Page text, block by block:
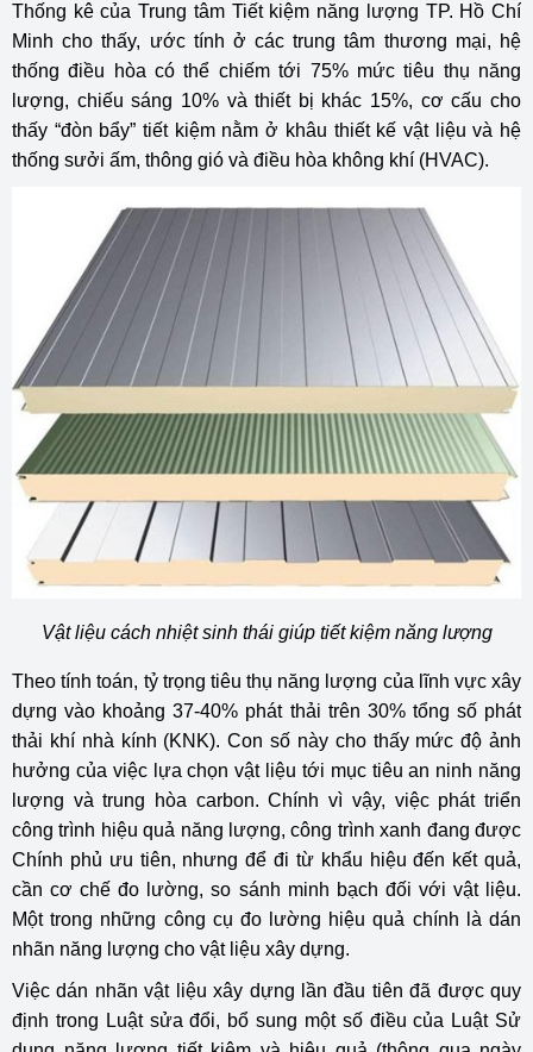
Thống kê của Trung tâm Tiết kiệm năng lượng TP. Hồ Chí
Minh cho thấy, ước tính ở các trung tâm thương mại, hệ
thống điều hòa có thể chiếm tới 75% mức tiêu thụ năng
lượng, chiếu sáng 10% và thiết bị khác 15%, cơ cấu cho
thấy “đòn bẩy” tiết kiệm nằm ở khâu thiết kế vật liệu và hệ
thống sưởi ấm, thông gió và điều hòa không khí (HVAC).
Vật liệu cách nhiệt sinh thái giúp tiết kiệm năng lượng
Theo tính toán, tỷ trọng tiêu thụ năng lượng của lĩnh vực xây
dựng vào khoảng 37-40% phát thải trên 30% tổng số phát
thải khí nhà kính (KNK). Con số này cho thấy mức độ ảnh
hưởng của việc lựa chọn vật liệu tới mục tiêu an ninh năng
lượng và trung hòa carbon. Chính vì vậy, việc phát triển
công trình hiệu quả năng lượng, công trình xanh đang được
Chính phủ ưu tiên, nhưng để đi từ khẩu hiệu đến kết quả,
cần cơ chế đo lường, so sánh minh bạch đối với vật liệu.
Một trong những công cụ đo lường hiệu quả chính là dán
nhãn năng lượng cho vật liệu xây dựng.
Việc dán nhãn vật liệu xây dựng lần đầu tiên đã được quy
định trong Luật sửa đổi, bổ sung một số điều của Luật Sử